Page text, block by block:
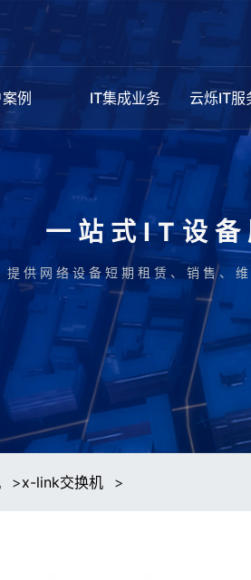
例 IT集成业务 云烁IT服
一站式IT设备
提供网络设备短期租赁、销售、
>x-link交换机 >